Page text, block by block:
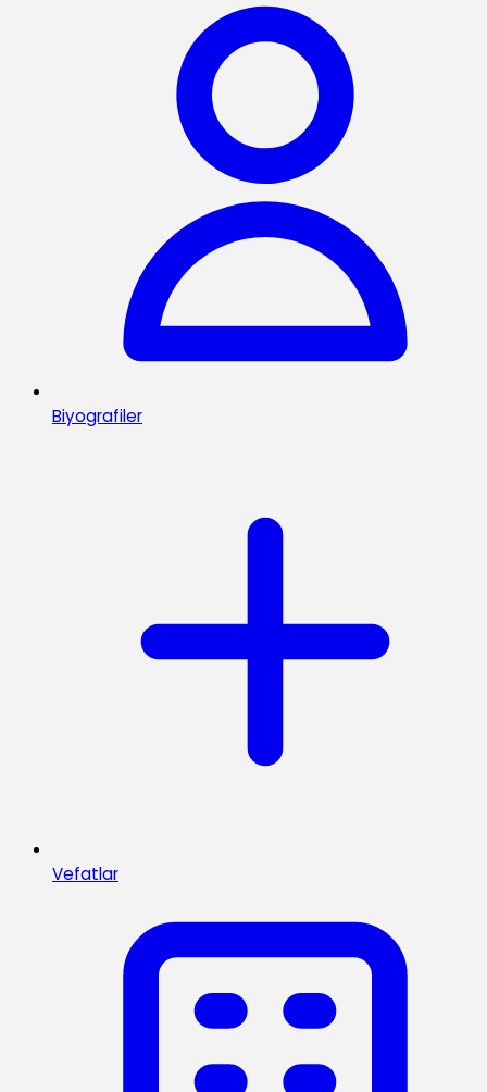
Biyografiler
Vefatlar